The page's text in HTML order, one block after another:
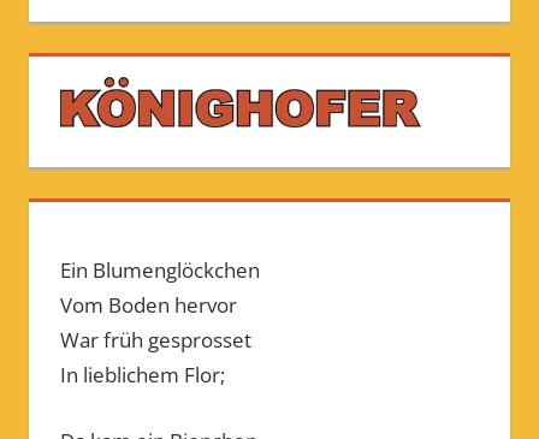
Ein Blumenglöckchen
Vom Boden hervor
War früh gesprosset
In lieblichem Flor;